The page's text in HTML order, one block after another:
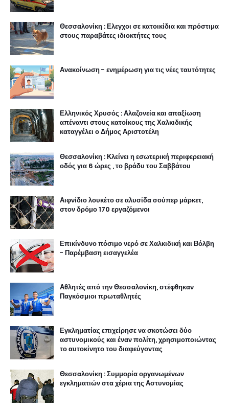
Θεσσαλονίκη : Ελεγχοι σε κατοικίδια και πρόστιμα
στους παραβάτες ιδιοκτήτες τους
Ανακοίνωση - ενημέρωση για τις νέες ταυτότητες
Ελληνικός Χρυσός : Αλαζονεία και απαξίωση
απέναντι στους κατοίκους της Χαλκιδικής
καταγγέλει ο Δήμος Αριστοτέλη
Θεσσαλονίκη : Κλείνει η εσωτερική περιφερειακή
οδός για 6 ώρες , το βράδυ του Σαββάτου
Αιφνίδιο λουκέτο σε αλυσίδα σούπερ μάρκετ,
στον δρόμο 170 εργαζόμενοι
Επικίνδυνο πόσιμο νερό σε Χαλκιδική και Βόλβη
- Παρέμβαση εισαγγελέα
Αθλητές από την Θεσσαλονίκη, στέφθηκαν
Παγκόσμιοι πρωταθλητές
Εγκληματίας επιχείρησε να σκοτώσει δύο
αστυνομικούς και έναν πολίτη, χρησιμοποιώντας
το αυτοκίνητο του διαφεύγοντας
Θεσσαλονίκη : Συμμορία οργανωμένων
εγκληματιών στα χέρια της Αστυνομίας